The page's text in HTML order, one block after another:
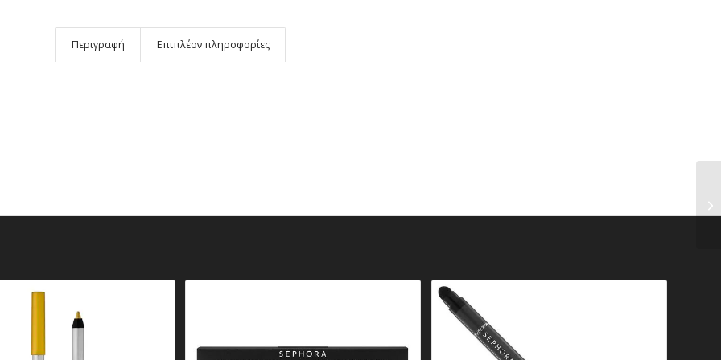
Περιγραφή Επιπλέον πληροφορίες